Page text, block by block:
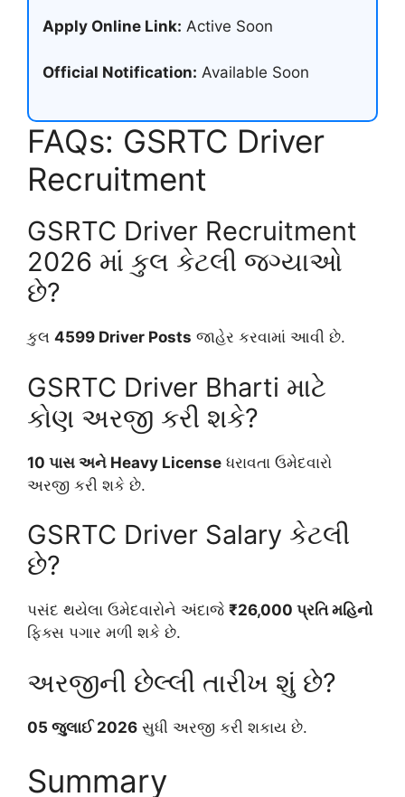
Apply Online Link: Active Soon
Official Notification: Available Soon
FAQs: GSRTC Driver
Recruitment
GSRTC Driver Recruitment
2026 માં કુલ કેટલી જગ્યાઓ
છે?
કુલ 4599 Driver Posts જાહેર કરવામાં આવી છે.
GSRTC Driver Bharti માટે
કોણ અરજી કરી શકે?
10 પાસ અને Heavy License ધરાવતા ઉમેદવારો
અરજી કરી શકે છે.
GSRTC Driver Salary કેટલી
છે?
પસંદ થયેલા ઉમેદવારોને અંદાજે ₹26,000 પ્રતિ મહિનો
ફિક્સ પગાર મળી શકે છે.
અરજીની છેલ્લી તારીખ શું છે?
05 જુલાઈ 2026 સુધી અરજી કરી શકાય છે.
Summary